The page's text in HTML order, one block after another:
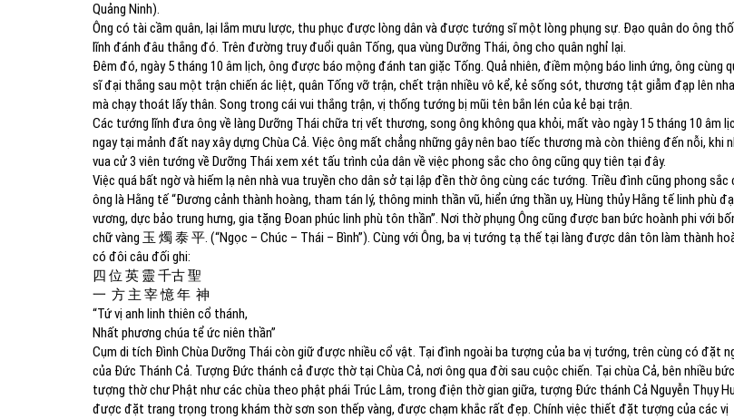
Quảng Ninh).
Ông có tài cầm quân, lại lắm mưu lược, thu phục được lòng dân và được tướng sĩ một lòng phụng sự. Đạo quân do ông
lĩnh đánh đâu thắng đó. Trên đường truy đuổi quân Tống, qua vùng Dưỡng Thái, ông cho quân nghỉ lại.
Đêm đó, ngày 5 tháng 10 âm lịch, ông được báo mộng đánh tan giặc Tống. Quả nhiên, điềm mộng báo linh ứng, ông cùng
sĩ đại thắng sau một trận chiến ác liệt, quân Tống vỡ trận, chết trận nhiều vô kể, kẻ sống sót, thương tật giẫm đạp lên
mà chạy thoát lấy thân. Song trong cái vui thắng trận, vị thống tướng bị mũi tên bắn lén của kẻ bại trận.
Các tướng lĩnh đưa ông về làng Dưỡng Thái chữa trị vết thương, song ông không qua khỏi, mất vào ngày 15 tháng 10 âm
ngay tại mảnh đất nay xây dựng Chùa Cả. Việc ông mất chẳng những gây nên bao tíếc thương mà còn thiêng đến nỗi, khi
vua cử 3 viên tướng về Dưỡng Thái xem xét tấu trình của dân về việc phong sắc cho ông cũng quy tiên tại đây.
Việc quá bất ngờ và hiếm lạ nên nhà vua truyền cho dân sở tại lập đền thờ ông cùng các tướng. Triều đình cũng phong sắc
ông là Hằng tế “Đương cảnh thành hoàng, tham tán lý, thông minh thần vũ, hiển ứng thần uy, Hùng thủy Hằng tế linh phù
vương, dực bảo trung hưng, gia tặng Đoan phúc linh phù tôn thần”. Nơi thờ phụng Ông cũng được ban bức hoành phi với
chữ vàng 玉 燭 泰 平. (“Ngọc – Chúc – Thái – Bình”). Cùng với Ông, ba vị tướng tạ thế tại làng được dân tôn làm thành
có đôi câu đối ghi:
四 位 英 靈 千古 聖
一 方 主 宰 憶 年 神
“Tứ vị anh linh thiên cổ thánh,
Nhất phương chúa tể ức niên thần”
Cụm di tích Đình Chùa Dưỡng Thái còn giữ được nhiều cổ vật. Tại đình ngoài ba tượng của ba vị tướng, trên cùng có đặt
của Đức Thánh Cả. Tượng Đức thánh cả được thờ tại Chùa Cả, nơi ông qua đời sau cuộc chiến. Tại chùa Cả, bên nhiều bức
tượng thờ chư Phật như các chùa theo phật phái Trúc Lâm, trong điện thờ gian giữa, tượng Đức thánh Cả Nguyễn Thụy
được đặt trang trọng trong khám thờ sơn son thếp vàng, được chạm khắc rất đẹp. Chính việc thiết đặt tượng của các vị